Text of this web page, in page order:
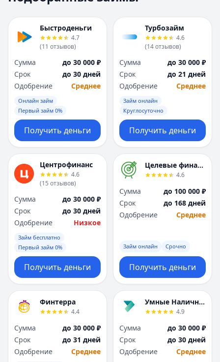
Н
Набережные Челны
Нижний Новгород
Новосибирск
Омск
Оренбург
П
Пенза
Пермь
Р
Ростов-на-Дону
Рязань
Самара
Санкт-Петербург
Сочи
Сургут
Т
Тверь
Тольятти
Томск
Тула
Тюмень
Ульяновск
Н
Набережные
Нижний Новгород
Новосибирск
Омск
Оренбург
П
Пенза
Пермь
Р
Ростов-на-Дону
Рязань
Самара
Санкт-Петербург
Сочи
Сургут
Т
Тверь
Тольятти
Томск
Тула
Тюмень
Ульяновск
Быстроденьги
4.7
(11 отзывов)
Сумма
до 30 000 ₽
Срок
до 30 дней
Одобрение
Среднее
Онлайн займ
Первый займ 0%
Получить деньги
Турбозайм
4.6
(14отзывов)
Сумма
до 30 000 ₽
Срок
до 21 дней
Одобрение
Среднее
Займ онлайн
Круглосуточно
Получить деньги
Центрофинанс
4.6
(15 отзывов)
Сумма
до 30 000 ₽
Срок
до 30 дней
Одобрение
Низкое
Займ бесплатно
Первый займ 0%
Получить деньги
Целевые финансы
4.6
Сумма
до 100 000 ₽
Срок
до 168 дней
Одобрение
Среднее
Займ онлайн Срочно
Получить деньги
Финтерра
4.4
Сумма
до 30 000 ₽
Срок
до 31 дней
Одобрение
Среднее
Умные Наличные
4.9
Сумма
до 30 000 ₽
Срок
до 30 дней
Одобрение
Среднее